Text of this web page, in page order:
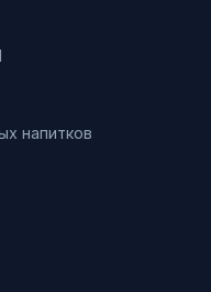
напитков